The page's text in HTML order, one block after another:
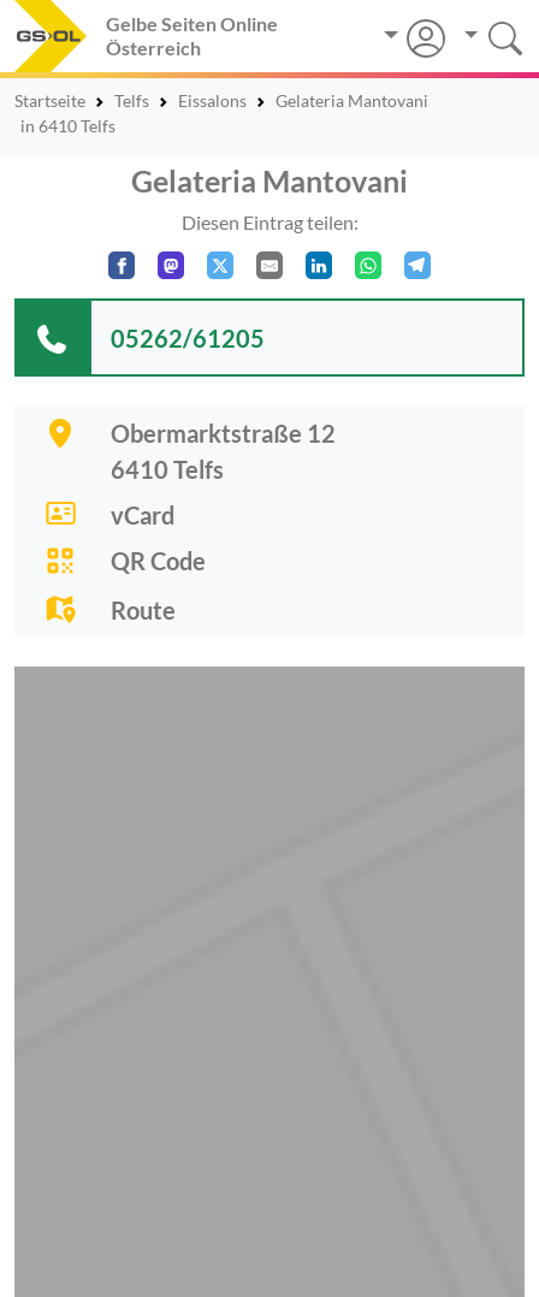
Gelbe Seiten Online
Österreich
Startseite Telfs Eissalons
Gelateria Mantovani
in 6410 Telfs
Gelateria Mantovani
Diesen Eintrag teilen:
Obermarktstraße 12
6410 Telfs
vCard
QR Code
Route
05262/61205